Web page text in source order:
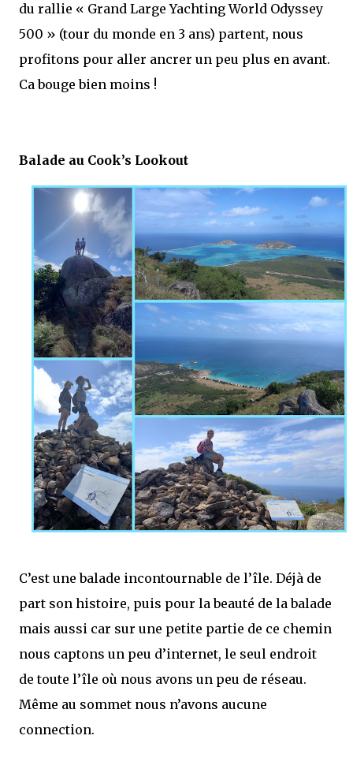
du rallie « Grand Large Yachting World Odyssey
500 » (tour du monde en 3 ans) partent, nous
profitons pour aller ancrer un peu plus en avant.
Ca bouge bien moins !
Balade au Cook’s Lookout
C’est une balade incontournable de l’île. Déjà de
part son histoire, puis pour la beauté de la balade
mais aussi car sur une petite partie de ce chemin
nous captons un peu d’internet, le seul endroit
de toute l’île où nous avons un peu de réseau.
Même au sommet nous n’avons aucune
connection.